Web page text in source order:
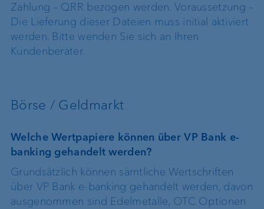
Zahlung – QRR bezogen werden. Voraussetzung –
Die Lieferung dieser Dateien muss initial aktiviert
werden. Bitte wenden Sie sich an Ihren
Kundenberater.
Börse / Geldmarkt
Welche Wertpapiere können über VP Bank e-
banking gehandelt werden?
Grundsätzlich können sämtliche Wertschriften
über VP Bank e-banking gehandelt werden, davon
ausgenommen sind Edelmetalle, OTC Optionen